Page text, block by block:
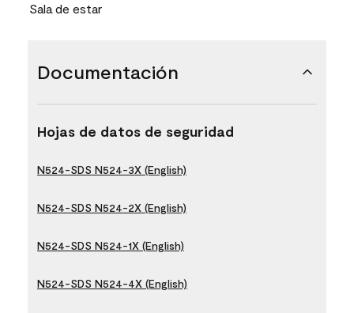
Sala de estar
Documentación
Hojas de datos de seguridad
N524-SDS N524-3X (English)
N524-SDS N524-2X (English)
N524-SDS N524-1X (English)
N524-SDS N524-4X (English)